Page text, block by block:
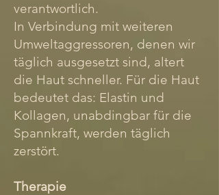
verantwortlich.
In Verbindung mit weiteren
Umweltaggressoren, denen wir
täglich ausgesetzt sind, altert
die Haut schneller. Für die Haut
bedeutet das: Elastin und
Kollagen, unabdingbar für die
Spannkraft, werden täglich
zerstört.
Therapie